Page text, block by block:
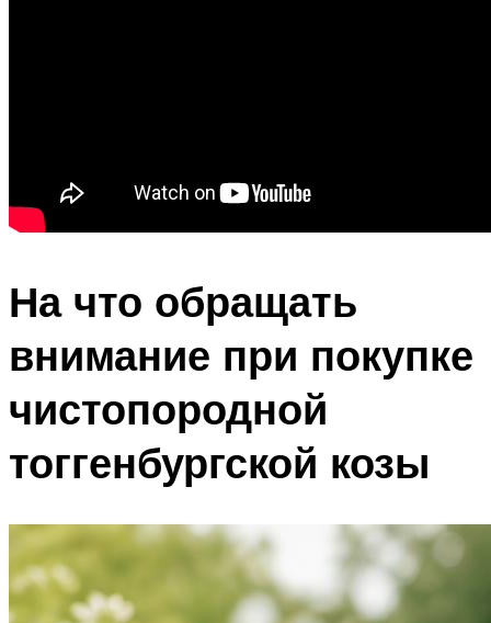
На что обращать
внимание при покупке
чистопородной
тоггенбургской козы